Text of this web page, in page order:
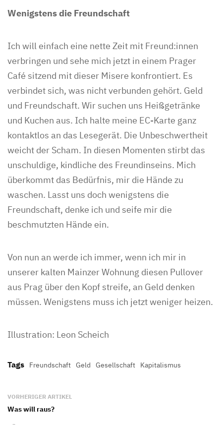
Wenigstens die Freundschaft
Ich will einfach eine nette Zeit mit Freund:innen
verbringen und sehe mich jetzt in einem Prager
Café sitzend mit dieser Misere konfrontiert. Es
verbindet sich, was nicht verbunden gehört. Geld
und Freundschaft. Wir suchen uns Heißgetränke
und Kuchen aus. Ich halte meine EC-Karte ganz
kontaktlos an das Lesegerät. Die Unbeschwertheit
weicht der Scham. In diesen Momenten stirbt das
unschuldige, kindliche des Freundinseins. Mich
überkommt das Bedürfnis, mir die Hände zu
waschen. Lasst uns doch wenigstens die
Freundschaft, denke ich und seife mir die
beschmutzten Hände ein.
Von nun an werde ich immer, wenn ich mir in
unserer kalten Mainzer Wohnung diesen Pullover
aus Prag über den Kopf streife, an Geld denken
müssen. Wenigstens muss ich jetzt weniger heizen.
Illustration: Leon Scheich
Tags Freundschaft Geld Gesellschaft Kapitalismus
VORHERIGER ARTIKEL
Was will raus?